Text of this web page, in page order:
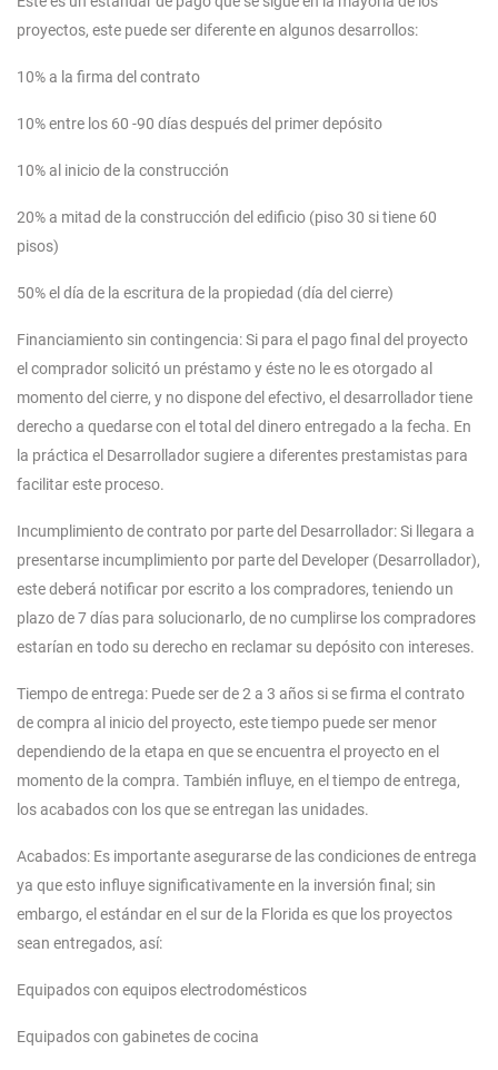
proyectos, este puede ser diferente en algunos desarrollos:
10% a la firma del contrato
10% entre los 60 -90 días después del primer depósito
10% al inicio de la construcción
20% a mitad de la construcción del edificio (piso 30 si tiene 60
pisos)
50% el día de la escritura de la propiedad (día del cierre)
Financiamiento sin contingencia: Si para el pago final del proyecto
el comprador solicitó un préstamo y éste no le es otorgado al
momento del cierre, y no dispone del efectivo, el desarrollador tiene
derecho a quedarse con el total del dinero entregado a la fecha. En
la práctica el Desarrollador sugiere a diferentes prestamistas para
facilitar este proceso.
Incumplimiento de contrato por parte del Desarrollador: Si llegara a
presentarse incumplimiento por parte del Developer (Desarrollador),
este deberá notificar por escrito a los compradores, teniendo un
plazo de 7 días para solucionarlo, de no cumplirse los compradores
estarían en todo su derecho en reclamar su depósito con intereses.
Tiempo de entrega: Puede ser de 2 a 3 años si se firma el contrato
de compra al inicio del proyecto, este tiempo puede ser menor
dependiendo de la etapa en que se encuentra el proyecto en el
momento de la compra. También influye, en el tiempo de entrega,
los acabados con los que se entregan las unidades.
Acabados: Es importante asegurarse de las condiciones de entrega
ya que esto influye significativamente en la inversión final; sin
embargo, el estándar en el sur de la Florida es que los proyectos
sean entregados, así:
Equipados con equipos electrodomésticos
Equipados con gabinetes de cocina